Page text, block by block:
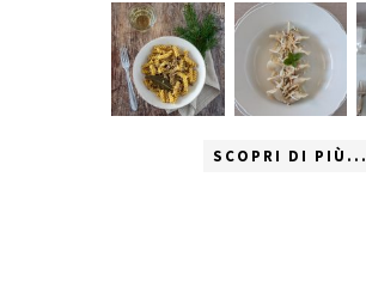
SCOPRI DI PIÙ...